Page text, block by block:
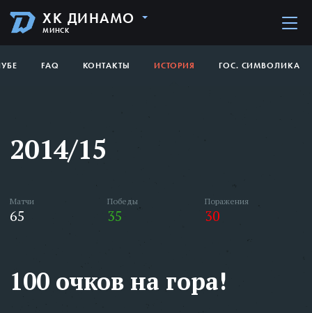
ХК ДИНАМО
МИНСК
FAQ КОНТАКТЫ ИСТОРИЯ ГОС. СИМВОЛИКА
2014/15
Матчи
65
Победы
35
Поражения
30
100 очков на гора!